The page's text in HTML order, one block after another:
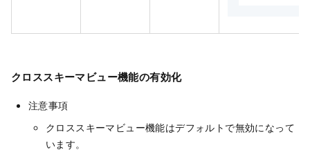
クロススキーマビュー機能の有効化
注意事項
クロススキーマビュー機能はデフォルトで無効になって
います。